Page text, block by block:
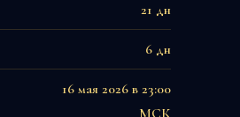
21 дн
6 дн
16 мая 2026 в 23:00
МСК